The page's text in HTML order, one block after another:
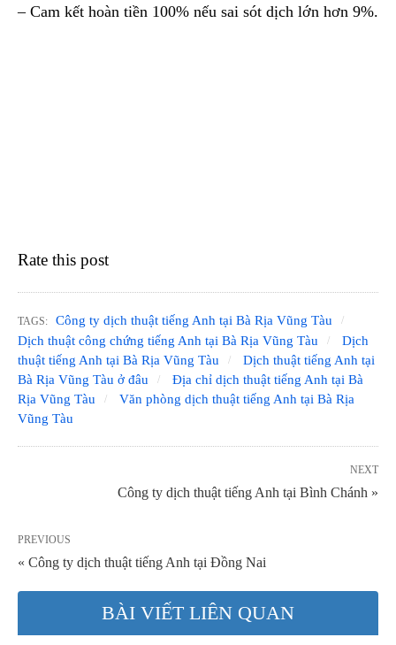
– Cam kết hoàn tiền 100% nếu sai sót dịch lớn hơn 9%.
Rate this post
TAGS:
Công ty dịch thuật tiếng Anh tại Bà Rịa Vũng Tàu
Dịch thuật công chứng tiếng Anh tại Bà Rịa Vũng Tàu
Dịch
thuật tiếng Anh tại Bà Rịa Vũng Tàu
Dịch thuật tiếng Anh tại
Bà Rịa Vũng Tàu ở đâu
Địa chỉ dịch thuật tiếng Anh tại Bà
Rịa Vũng Tàu
Văn phòng dịch thuật tiếng Anh tại Bà Rịa
Vũng Tàu
NEXT
Công ty dịch thuật tiếng Anh tại Bình Chánh »
PREVIOUS
« Công ty dịch thuật tiếng Anh tại Đồng Nai
BÀI VIẾT LIÊN QUAN